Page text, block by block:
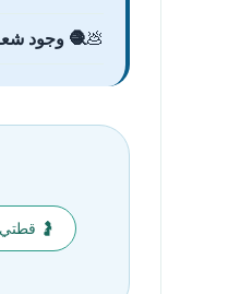
🧶 وجود
🤰 قطتي